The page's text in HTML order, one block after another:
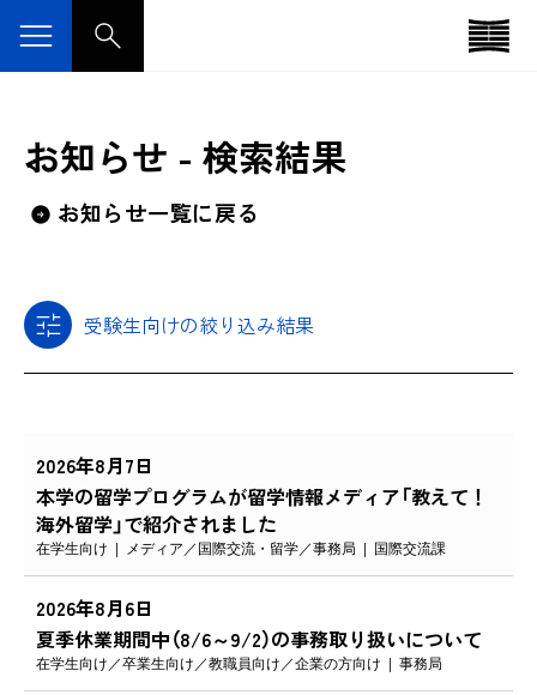
お知らせ - 検索結果
お知らせ一覧に戻る
受験生向けの絞り込み結果
2026年8月7日
本学の留学プログラムが留学情報メディア「教えて！
海外留学」で紹介されました
在学生向け メディア 国際交流・留学 事務局 国際交流課
2026年8月6日
夏季休業期間中（8/6～9/2）の事務取り扱いについて
在学生向け 卒業生向け 教職員向け 企業の方向け 事務局